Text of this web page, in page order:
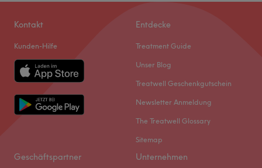
Kontakt
Kunden-Hilfe
Entdecke
Treatment Guide
Unser Blog
Treatwell Geschenkgutschein
Newsletter Anmeldung
The Treatwell Glossary
Sitemap
Geschäftspartner Unternehmen